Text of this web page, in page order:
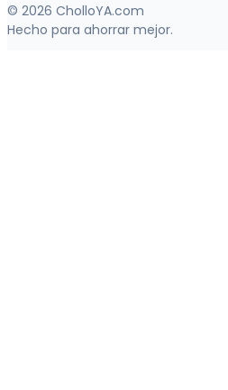
© 2026 CholloYA.com
Hecho para ahorrar mejor.